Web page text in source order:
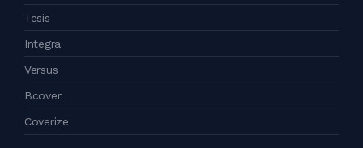
Tesis
Integra
Versus
Bcover
Coverize